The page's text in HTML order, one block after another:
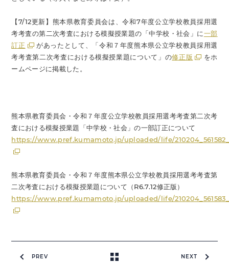
【7/12更新】熊本県教育委員会は、令和7年度公立学校教員採用選
考考査の第二次考査における模擬授業題の「中学校・社会」に一部
訂正
があったとして、「令和７年度熊本県公立学校教員採用選
考考査第二次考査における模擬授業題について」の修正版
をホ
ームページに掲載した。
熊本県教育委員会・令和７年度公立学校教員採用選考考査第二次考
査における模擬授業題「中学校・社会」の一部訂正について
https://www.pref.kumamoto.jp/uploaded/life/
熊本県教育委員会・令和７年度熊本県公立学校教員採用選考考査第
二次考査における模擬授業題について（R6.7.12修正版）
https://www.pref.kumamoto.jp/uploaded/life/
PREV NEXT